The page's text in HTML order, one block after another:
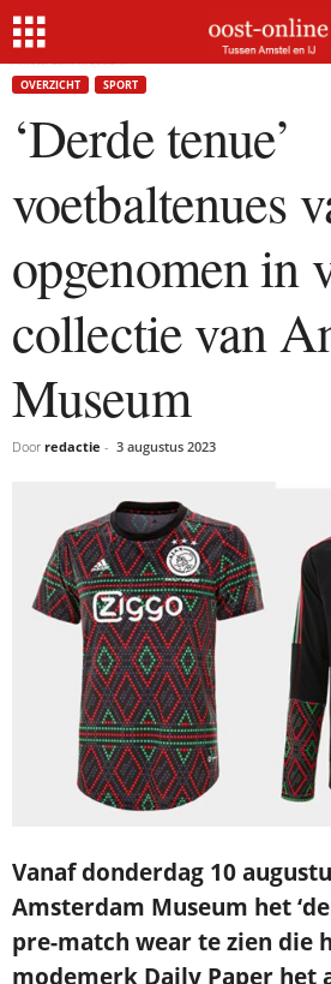
Home
‘Derde tenue’ voetbaltenues van
Amsterdam Museum
OVERZICHT SPORT
‘Derde tenue’
voetbaltenues
opgenomen in
collectie van
Museum
Door redactie - 3 augustus 2023
Vanaf donderdag 10
Amsterdam Museum het
pre-match wear te zien die
modemerk Daily Paper het